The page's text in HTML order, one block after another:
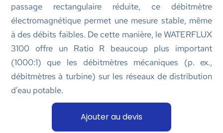
passage rectangulaire réduite, ce débitmètre
électromagnétique permet une mesure stable, même
à des débits faibles. De cette manière, le WATERFLUX
3100 offre un Ratio R beaucoup plus important
(1000:1) que les débitmètres mécaniques (p. ex.,
débitmètres à turbine) sur les réseaux de distribution
d’eau potable.
Ajouter au devis